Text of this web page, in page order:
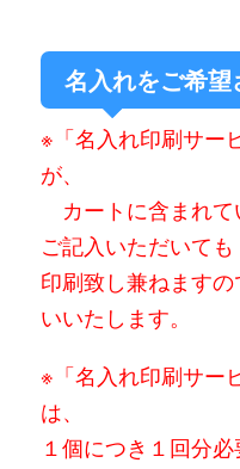
名入れをご希望
※「名入れ印刷サー
が、
カートに含まれて
ご記入いただいても
印刷致し兼ねます
いいたします。
※「名入れ印刷サー
は、
１個につき１回分必